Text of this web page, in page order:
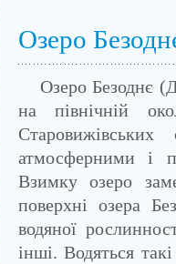
Озеро
Озеро Безоднє
на північній
атмосферними і
Взимку озеро
поверхні озера
водяної
інші. Водяться